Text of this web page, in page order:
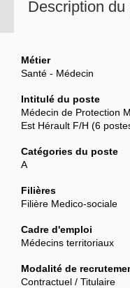
Description du
Métier
Santé - Médecin
Intitulé du poste
Médecin de Protection
Est Hérault F/H (6
Catégories du poste
A
Filières
Filière Medico-sociale
Cadre d'emploi
Médecins territoriaux
Modalité de
Contractuel / Titulaire